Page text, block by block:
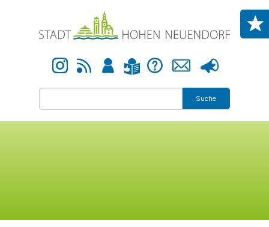
Instagram Newsfeed Anmelden Leichte Sprache Hilfe Kontakt Presse
Suche